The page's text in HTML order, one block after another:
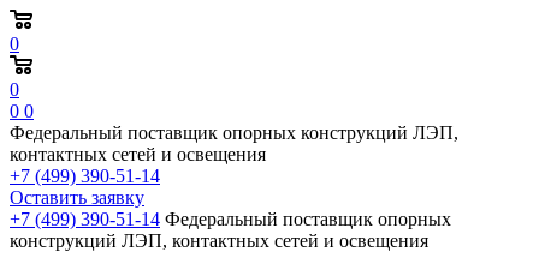
0
0
0 0
Федеральный поставщик опорных конструкций ЛЭП,
контактных сетей и освещения
+7 (499) 390-51-14
Оставить заявку
+7 (499) 390-51-14 Федеральный поставщик опорных
конструкций ЛЭП, контактных сетей и освещения